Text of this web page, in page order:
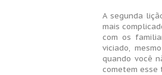
A segunda
mais
com os
viciado,
quando você
cometem esse